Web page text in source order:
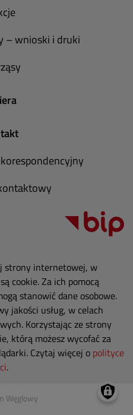
– wnioski i druki
strony internetowej, w
cookie. Za ich pomocą
stanowić dane osobowe.
jakości usług, w celach
Korzystając ze strony
którą możesz wycofać za
Czytaj więcej o polityce
.
Węglowy